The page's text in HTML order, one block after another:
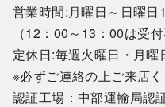
営業時間:月曜日～日曜
（12：00～13：00は受付
定休日:毎週火曜日・月曜
※必ずご連絡の上ご来店く
認証工場：中部運輸局認